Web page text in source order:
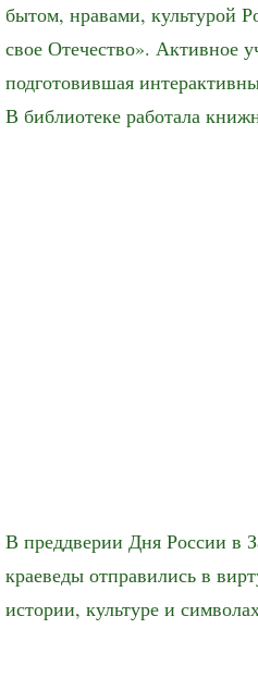
бытом, нравами, культурой
свое Отечество». Активное
подготовившая
В библиотеке работала
В преддверии Дня России в
краеведы отправились в
истории, культуре и